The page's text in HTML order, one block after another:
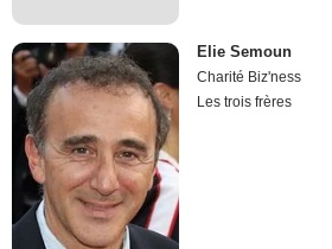
Elie Semoun
Charité Biz'ness
Les trois frères